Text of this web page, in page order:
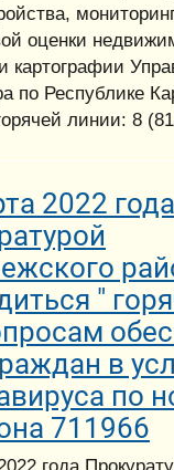
оценки
картографии
по Республике
линии: 8
2022 года
"
в
по
711966